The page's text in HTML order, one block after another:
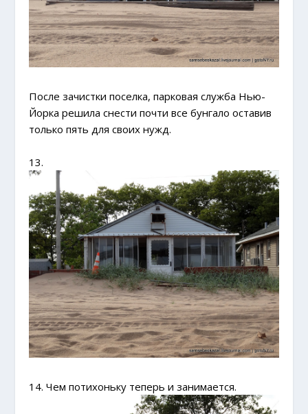
После зачистки поселка, парковая служба Нью-
Йорка решила снести почти все бунгало оставив
только пять для своих нужд.
13.
14. Чем потихоньку теперь и занимается.